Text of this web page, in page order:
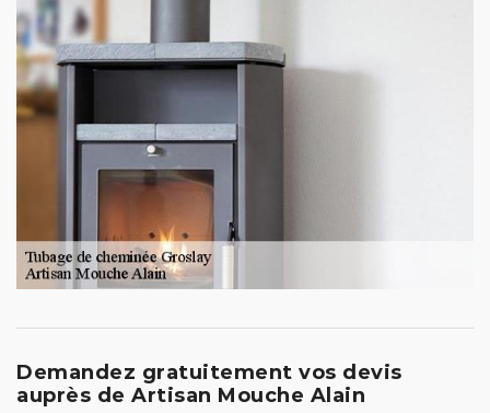
Demandez gratuitement vos devis
auprès de Artisan Mouche Alain